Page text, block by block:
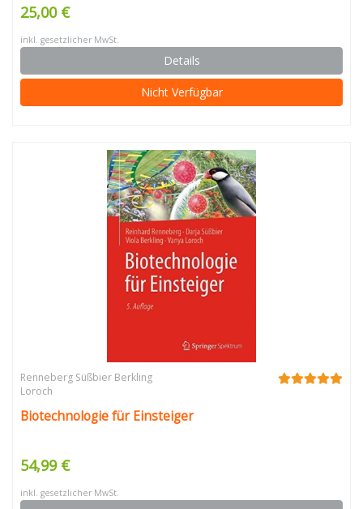
haben
25,00 €
inkl. gesetzlicher MwSt.
Details
Nicht Verfügbar
Renneberg Süßbier Berkling
Loroch
Biotechnologie für Einsteiger
54,99 €
inkl. gesetzlicher MwSt.